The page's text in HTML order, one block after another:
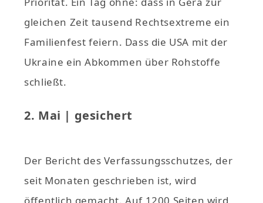
gleichen Zeit tausend Rechtsextreme ein
Familienfest feiern. Dass die USA mit der
Ukraine ein Abkommen über Rohstoffe
schließt.
2. Mai | gesichert
Der Bericht des Verfassungsschutzes, der
seit Monaten geschrieben ist, wird